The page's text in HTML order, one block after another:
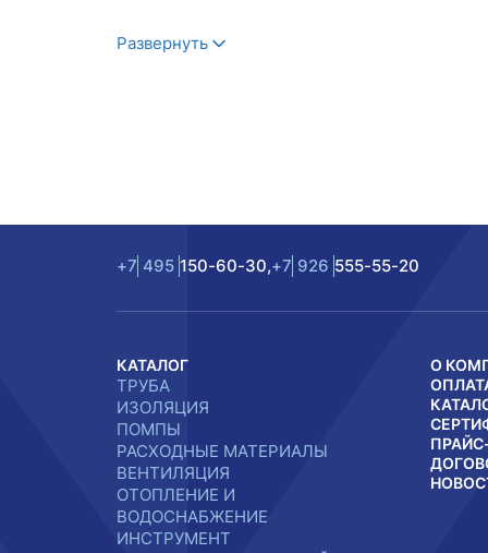
Развернуть
+7 495 150-60-30,+7 926 555-55-20
КАТАЛОГ
ТРУБА
ИЗОЛЯЦИЯ
ПОМПЫ
РАСХОДНЫЕ МАТЕРИАЛЫ
ВЕНТИЛЯЦИЯ
ОТОПЛЕНИЕ И
ВОДОСНАБЖЕНИЕ
ИНСТРУМЕНТ
О